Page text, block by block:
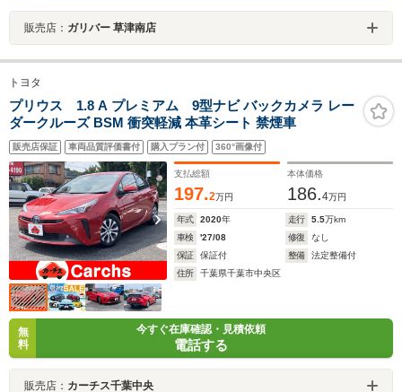
販売店： ガリバー 草津南店
トヨタ
プリウス 1.8 A プレミアム 9型ナビ バックカメラ レー
ダークルーズ BSM 衝突軽減 本革シート 禁煙車
販売店保証 車両品質評価書付 購入プラン付 360°画像付
支払総額
197.2万円
本体価格
186.4万円
年式 2020年 走行 5.5万km
車検
'27/08 修復
なし
保証
保証付 整備
法定整備付
住所
千葉県千葉市中央区
無
料
今すぐ在庫確認・見積依頼
電話する
販売店： カーチス千葉中央